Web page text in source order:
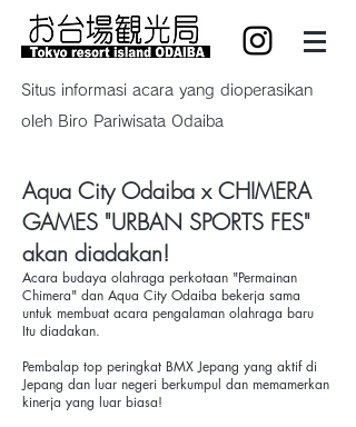
Situs informasi acara yang dioperasikan
oleh Biro Pariwisata Odaiba
Aqua City Odaiba x CHIMERA
GAMES "URBAN SPORTS FES"
akan diadakan!
Acara budaya olahraga perkotaan "Permainan
Chimera" dan Aqua City Odaiba bekerja sama
untuk membuat acara pengalaman olahraga baru
Itu diadakan.
Pembalap top peringkat BMX Jepang yang aktif di
Jepang dan luar negeri berkumpul dan memamerkan
kinerja yang luar biasa!